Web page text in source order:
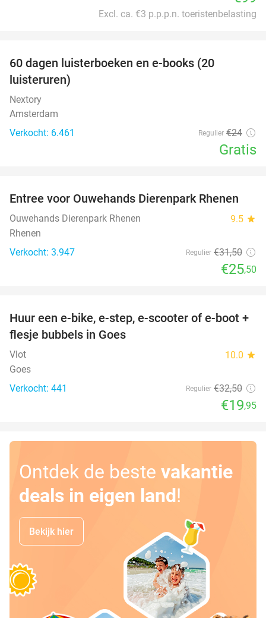
Excl. ca. €3 p.p.p.n. toeristenbelasting
60 dagen luisterboeken en e-books (20
luisteruren)
Nextory
Amsterdam
Verkocht: 6.461
Regulier €24
Gratis
19%
Entree voor Ouwehands Dierenpark Rhenen
Ouwehands Dierenpark Rhenen 9.5 star
Rhenen
Verkocht: 3.947
Regulier €31,50
€25,50
39%
Huur een e-bike, e-step, e-scooter of e-boot +
flesje bubbels in Goes
Vlot 10.0 star
Goes
Verkocht: 441
Regulier €32,50
€19,95
Ontdek de beste vakantie
deals in eigen land!
Bekijk hier